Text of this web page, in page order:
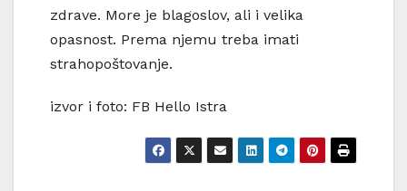
zdrave. More je blagoslov, ali i velika
opasnost. Prema njemu treba imati
strahopoštovanje.
izvor i foto: FB Hello Istra